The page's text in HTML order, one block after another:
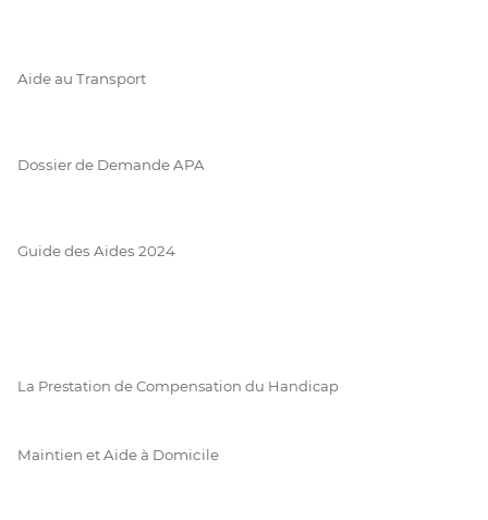
Aide au Transport
Dossier de Demande APA
Guide des Aides 2024
La Prestation de Compensation du Handicap
Maintien et Aide à Domicile